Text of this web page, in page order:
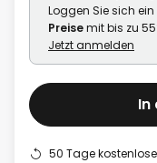
Loggen Sie sich
Preisemit bis zu
Jetzt anmelden
In
50 Tage